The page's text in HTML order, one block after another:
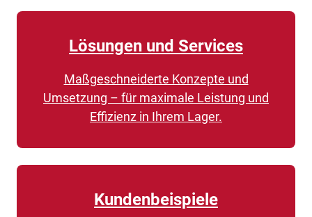
Lösungen und Services
Maßgeschneiderte Konzepte und
Umsetzung – für maximale Leistung und
Effizienz in Ihrem Lager.
Kundenbeispiele